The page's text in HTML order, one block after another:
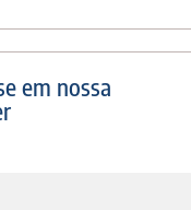
em nossa